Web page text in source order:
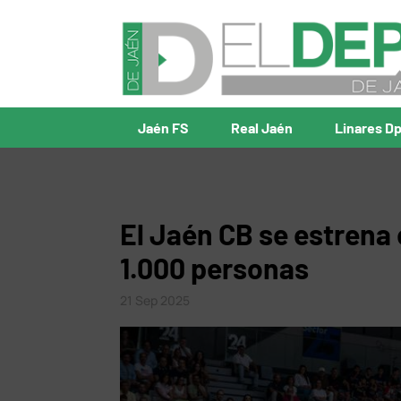
Jaén FS Real Jaén Linares
El Jaén CB se
1.000 personas